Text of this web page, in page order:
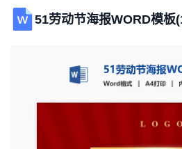
51劳动节海报WORD模板